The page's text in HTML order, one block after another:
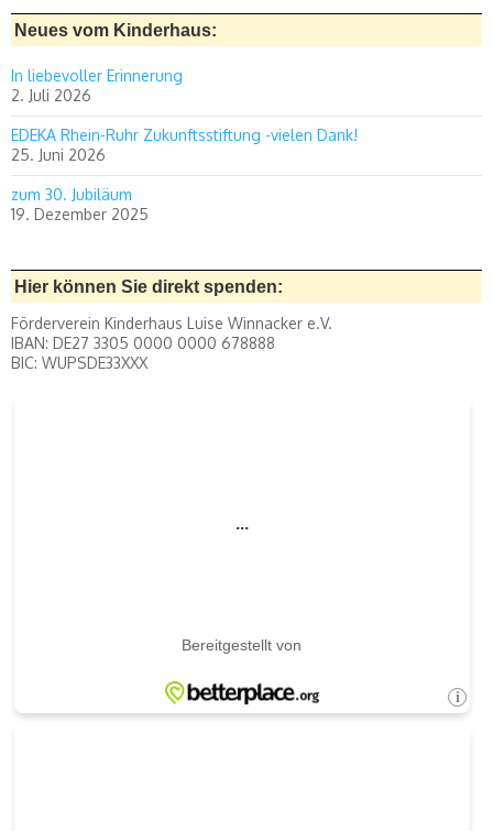
Neues vom Kinderhaus:
In liebevoller Erinnerung
2. Juli 2026
EDEKA Rhein-Ruhr Zukunftsstiftung -vielen Dank!
25. Juni 2026
zum 30. Jubiläum
19. Dezember 2025
Hier können Sie direkt spenden:
Förderverein Kinderhaus Luise Winnacker e.V.
IBAN: DE27 3305 0000 0000 678888
BIC: WUPSDE33XXX